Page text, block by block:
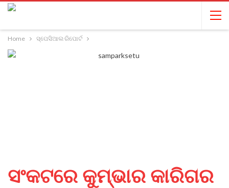
Home ସ୍ପେସିଆଲ ରିପୋର୍ଟ
ସଂକଟରେ କୁମ୍ଭାର କାରିଗର